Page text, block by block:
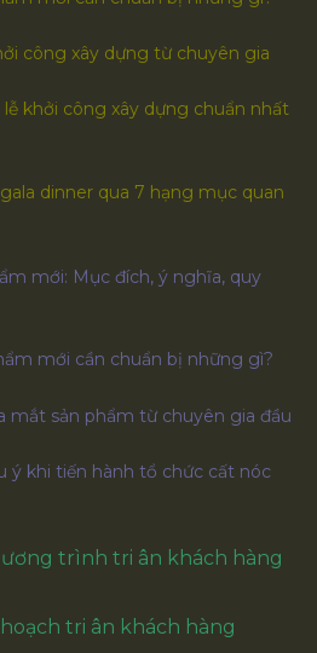
công xây dựng từ chuyên gia
khởi công xây dựng chuẩn nhất
dinner qua 7 hạng mục quan
mới: Mục đích, ý nghĩa, quy
mới cần chuẩn bị những gì?
mắt sản phẩm từ chuyên gia đầu
ý khi tiến hành tổ chức cất nóc
trình tri ân khách hàng
tri ân khách hàng